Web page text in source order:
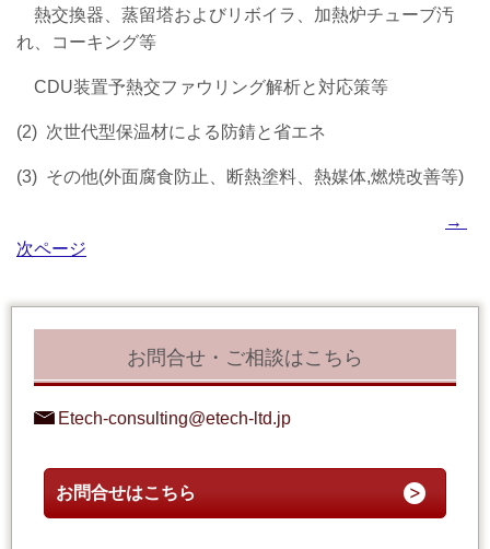
熱交換器、蒸留塔およびリボイラ、加熱炉チューブ汚
れ、コーキング等
CDU装置予熱交ファウリング解析と対応策等
(2) 次世代型保温材による防錆と省エネ
(3) その他(外面腐食防止、断熱塗料、熱媒体,燃焼改善等)
→
次ページ
お問合せ・ご相談はこちら
Etech-consulting@etech-ltd.jp
お問合せはこちら